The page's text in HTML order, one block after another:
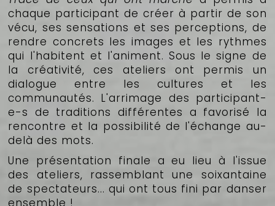
chaque participant de créer à partir de son
vécu, ses sensations et ses perceptions, de
rendre concrets les images et les rythmes
qui l'habitent et l'animent. Sous le signe de
la créativité, ces ateliers ont permis un
dialogue entre les cultures et les
communautés. L'arrimage des participant-
e-s de traditions différentes a favorisé la
rencontre et la possibilité de l'échange au-
delà des mots.
Une présentation finale a eu lieu à l'issue
des ateliers, rassemblant une soixantaine
de spectateurs... qui ont tous fini par danser
ensemble !